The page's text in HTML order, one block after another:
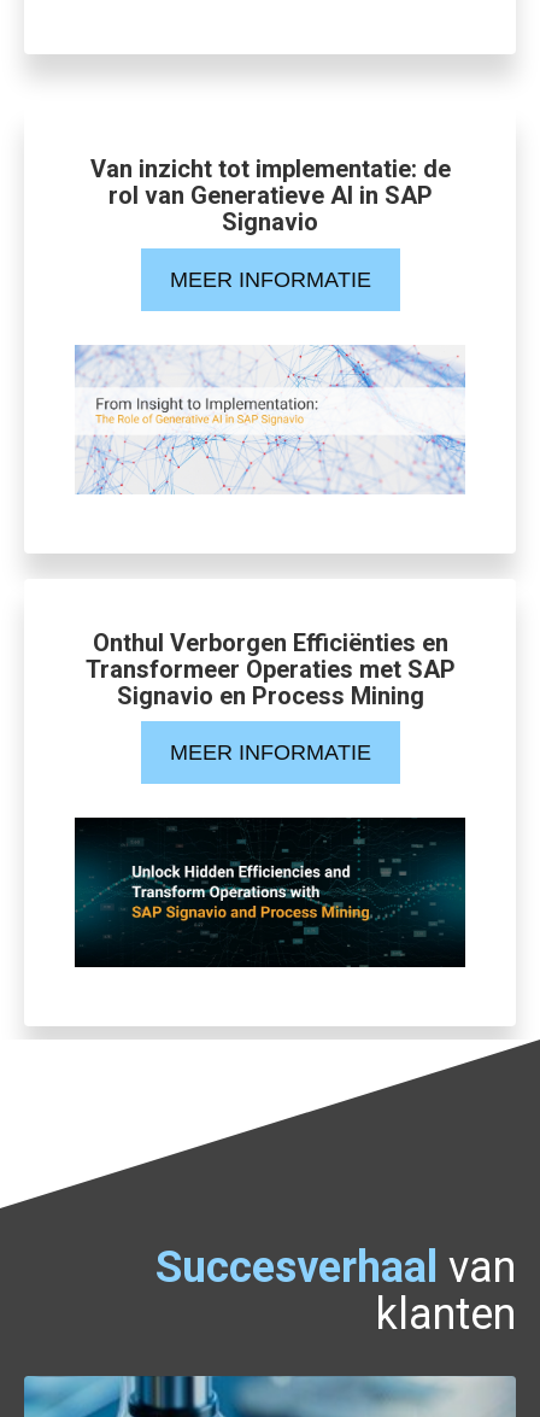
Van inzicht tot implementatie: de
rol van Generatieve AI in SAP
Signavio
MEER INFORMATIE
Onthul Verborgen Efficiënties en
Transformeer Operaties met SAP
Signavio en Process Mining
MEER INFORMATIE
Succesverhaal van
klanten